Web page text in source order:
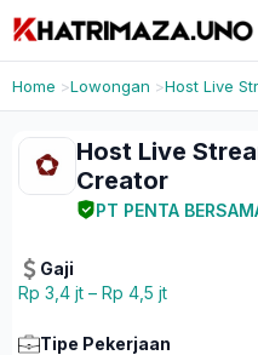
Home Lowongan Host Live
Host Live
Creator
PT PENTA
Gaji
Rp 3,4 jt – Rp 4,5 jt
Tipe Pekerjaan